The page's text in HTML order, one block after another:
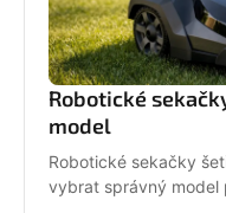
Robotické
model
Robotické sekačky
vybrat správný model